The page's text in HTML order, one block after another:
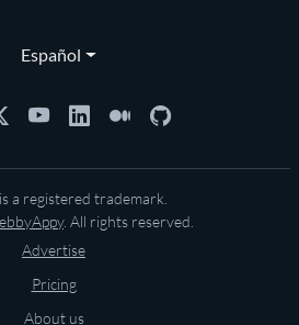
Español
a registered trademark.
. All rights reserved.
Advertise
Pricing
About us